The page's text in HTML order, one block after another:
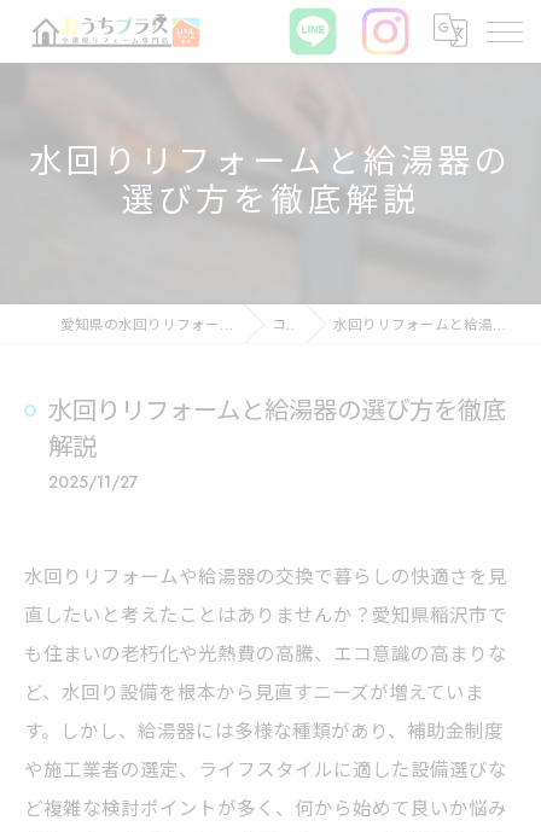
水回りリフォームと給湯器の
選び方を徹底解説
愛知県の水回りリフォームならおうちプラス コラム 水回りリフォームと給湯器の選び方を徹底解説
水回りリフォームと給湯器の選び方を徹底
解説
2025/11/27
水回りリフォームや給湯器の交換で暮らしの快適さを見
直したいと考えたことはありませんか？愛知県稲沢市で
も住まいの老朽化や光熱費の高騰、エコ意識の高まりな
ど、水回り設備を根本から見直すニーズが増えていま
す。しかし、給湯器には多様な種類があり、補助金制度
や施工業者の選定、ライフスタイルに適した設備選びな
ど複雑な検討ポイントが多く、何から始めて良いか悩み